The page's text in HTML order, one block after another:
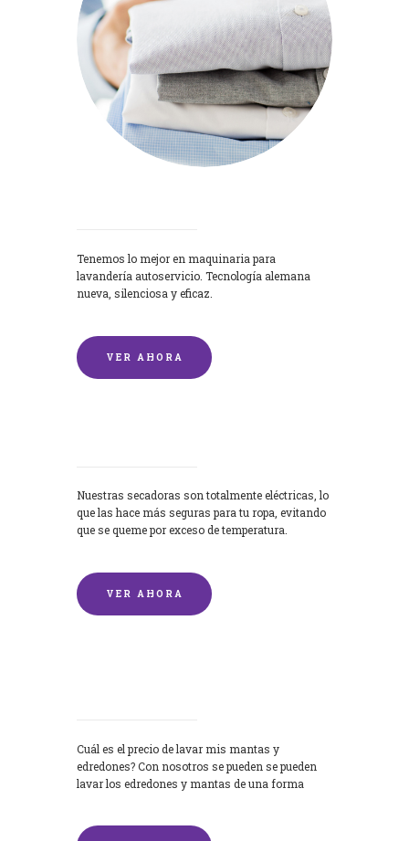
Tenemos lo mejor en maquinaria para
lavandería autoservicio. Tecnología alemana
nueva, silenciosa y eficaz.
VER AHORA
Nuestras secadoras son totalmente eléctricas, lo
que las hace más seguras para tu ropa, evitando
que se queme por exceso de temperatura.
VER AHORA
Cuál es el precio de lavar mis mantas y
edredones? Con nosotros se pueden se pueden
lavar los edredones y mantas de una forma